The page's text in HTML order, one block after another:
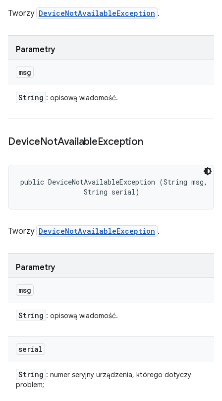
Tworzy DeviceNotAvailableException .
Parametry
msg
String : opisową wiadomość.
DeviceNotAvailableException
public DeviceNotAvailableException (String msg,
                String serial)
Tworzy DeviceNotAvailableException .
Parametry
msg
String : opisową wiadomość.
serial
String : numer seryjny urządzenia, którego dotyczy
problem;